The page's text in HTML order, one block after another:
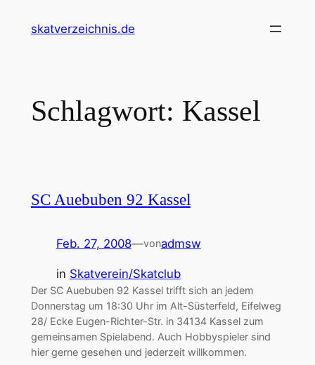
Inhaltskatverzeichnis.de
Schlagwort: Kassel
SC Auebuben 92 Kassel
Feb. 27, 2008—vonadmsw
in Skatverein/Skatclub
Der SC Auebuben 92 Kassel trifft sich an jedem
Donnerstag um 18:30 Uhr im Alt-Süsterfeld, Eifelweg
28/ Ecke Eugen-Richter-Str. in 34134 Kassel zum
gemeinsamen Spielabend. Auch Hobbyspieler sind
hier gerne gesehen und jederzeit willkommen.